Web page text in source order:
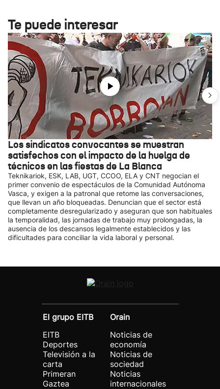
Te puede interesar
Los sindicatos convocantes se muestran
satisfechos con el impacto de la huelga de
técnicos en las fiestas de La Blanca
Teknikariok, ESK, LAB, UGT, CCOO, ELA y CNT negocian el
primer convenio de espectáculos de la Comunidad Autónoma
Vasca, y exigen a la patronal que retome las conversaciones,
que llevan un año bloqueadas. Denuncian que el sector está
completamente desregularizado y aseguran que son habituales
la temporalidad, las jornadas de trabajo muy prolongadas, la
ausencia de los descansos legalmente establecidos y las
dificultades para conciliar la vida laboral y personal.
El grupo EITB
EITB
Deportes
Televisión a la
carta
Primeran
Gaztea
Orain
Noticias de
economía
Noticias de
sociedad
Noticias
internacionales